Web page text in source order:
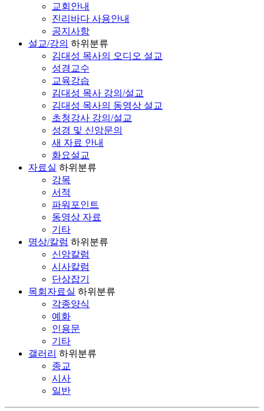
교회안내
진리바다 사용안내
공지사항
설교/강의 하위분류
김대성 목사의 오디오 설교
성경교수
교육강습
김대성 목사 강의/설교
김대성 목사의 동영상 설교
초청강사 강의/설교
성경 및 신앙문의
새 자료 안내
화요설교
자료실 하위분류
강목
서적
파워포인트
동영상 자료
기타
명상/칼럼 하위분류
신앙칼럼
시사칼럼
단상잡기
목회자료실 하위분류
각종양식
예화
인용문
기타
갤러리 하위분류
종교
시사
일반